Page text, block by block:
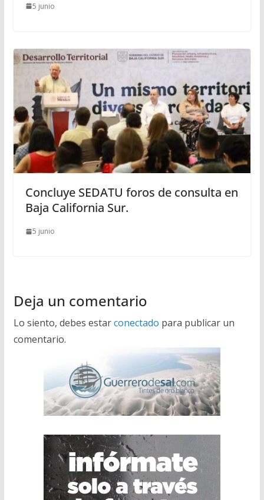
5 junio
Concluye SEDATU foros de consulta en
Baja California Sur.
5 junio
Deja un comentario
Lo siento, debes estarconectado para publicar un
comentario.